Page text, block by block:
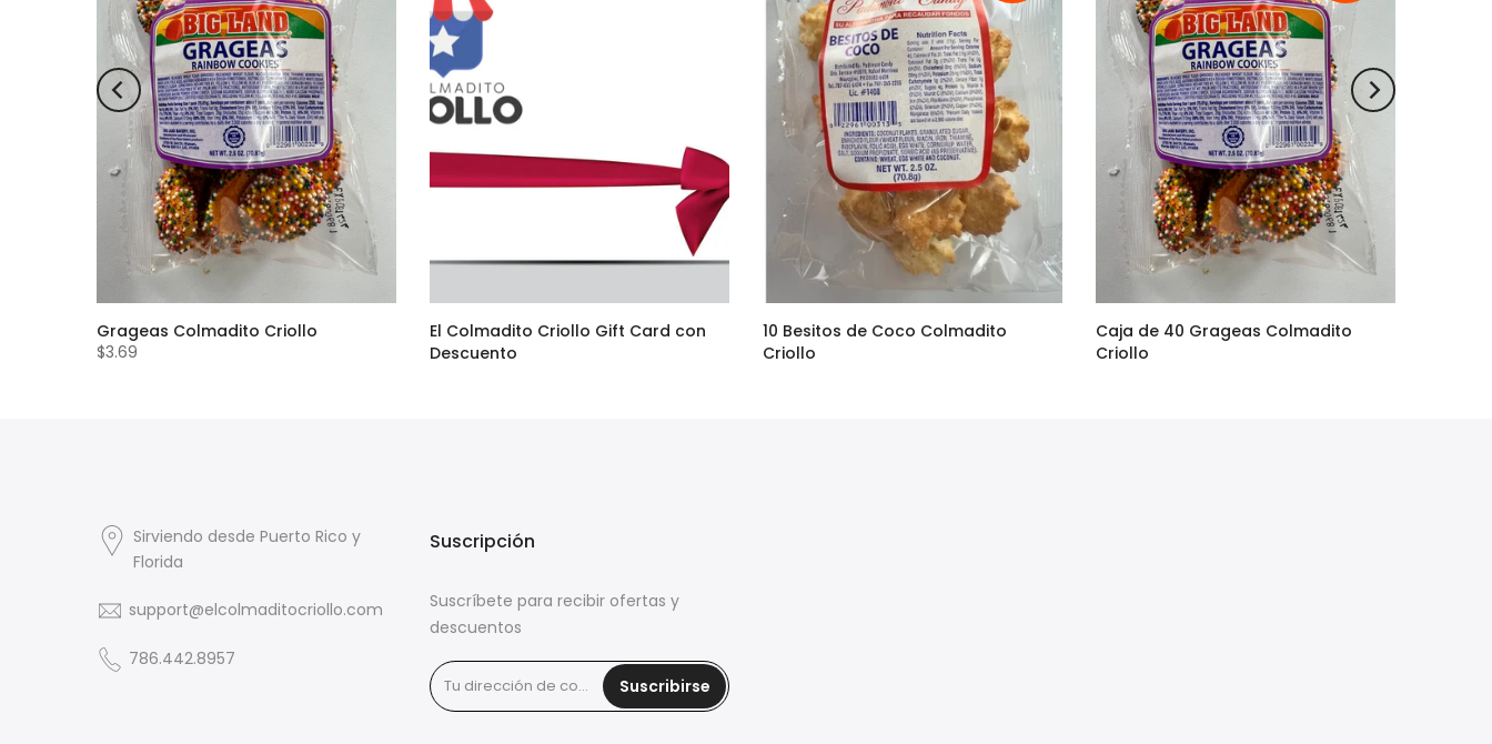
Grageas Colmadito Criollo
$3.69
El Colmadito Criollo Gift Card con
Descuento
10 Besitos de Coco Colmadito
Criollo
Caja de 40 Grageas Colmadito
Criollo
Sirviendo desde Puerto Rico y
Florida
support@elcolmaditocriollo.com
786.442.8957
Suscripción
Suscríbete para recibir ofertas y
descuentos
Suscribirse